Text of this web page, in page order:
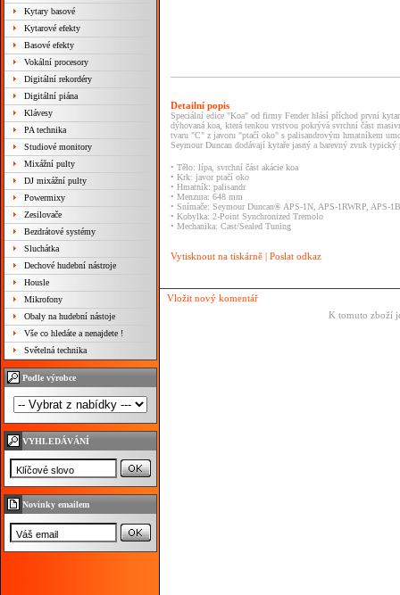
Kytary basové
Kytarové efekty
Basové efekty
Vokální procesory
Digitální rekordéry
Digitální piána
Klávesy
PA technika
Studiové monitory
Mixážní pulty
DJ mixážní pulty
Powermixy
Zesilovače
Bezdrátové systémy
Sluchátka
Dechové hudební nástroje
Housle
Mikrofony
Obaly na hudební nástoje
Vše co hledáte a nenajdete !
Světelná technika
Podle výrobce
VYHLEDÁVÁNÍ
Novinky emailem
Detailní popis
Speciální edice "Koa" od firmy Fender hlásí příchod první
dýhovaná koa, která tenkou vrstvou pokrývá svrchní část
tvaru "C" z javoru "ptačí oko" s palisandrovým hmatníkem
Seymour Duncan dodávají kytaře jasný a barevný zvuk typický
• Tělo: lípa, svrchní část akácie koa
• Krk: javor ptačí oko
• Hmatník: palisandr
• Menzura: 648 mm
• Snímače: Seymour Duncan® APS-1N, APS-1RWRP, APS-1B
• Kobylka: 2-Point Synchronized Tremolo
• Mechanika: Cast/Sealed Tuning
Vytisknout na tiskárně | Poslat odkaz
Vložit nový komentář
K tomuto zboží